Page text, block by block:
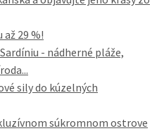
až 29 %!
- nádherné pláže,
sily do kúzelných
súkromnom ostrove